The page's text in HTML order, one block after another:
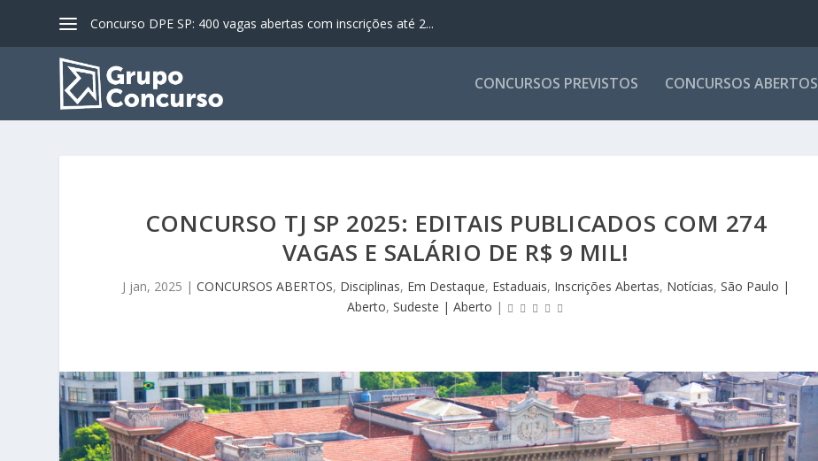
Concurso DPE SP: 400 vagas abertas com inscrições até 2...
CONCURSOS PREVISTOS CONCURSOS ABERTOS
CONCURSO TJ SP 2025: EDITAIS PUBLICADOS COM 274
VAGAS E SALÁRIO DE R$ 9 MIL!
J jan, 2025 | CONCURSOS ABERTOS, Disciplinas, Em Destaque, Estaduais, Inscrições Abertas, Notícias, São Paulo |
Aberto, Sudeste | Aberto |